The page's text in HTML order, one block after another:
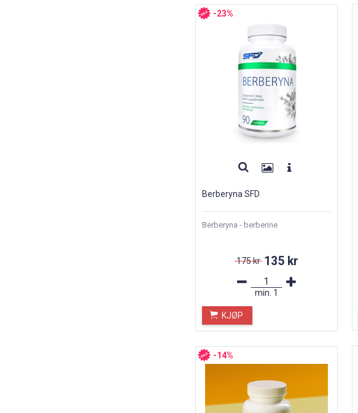
-23%
Berberyna SFD
Berberyna - berberine
175 kr 135 kr
min. 1
KJØP
-14%